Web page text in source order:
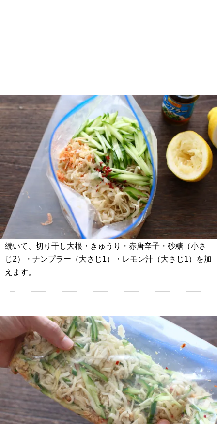
続いて、切り干し大根・きゅうり・赤唐辛子・砂糖（小さ
じ2）・ナンプラー（大さじ1）・レモン汁（大さじ1）を加
えます。